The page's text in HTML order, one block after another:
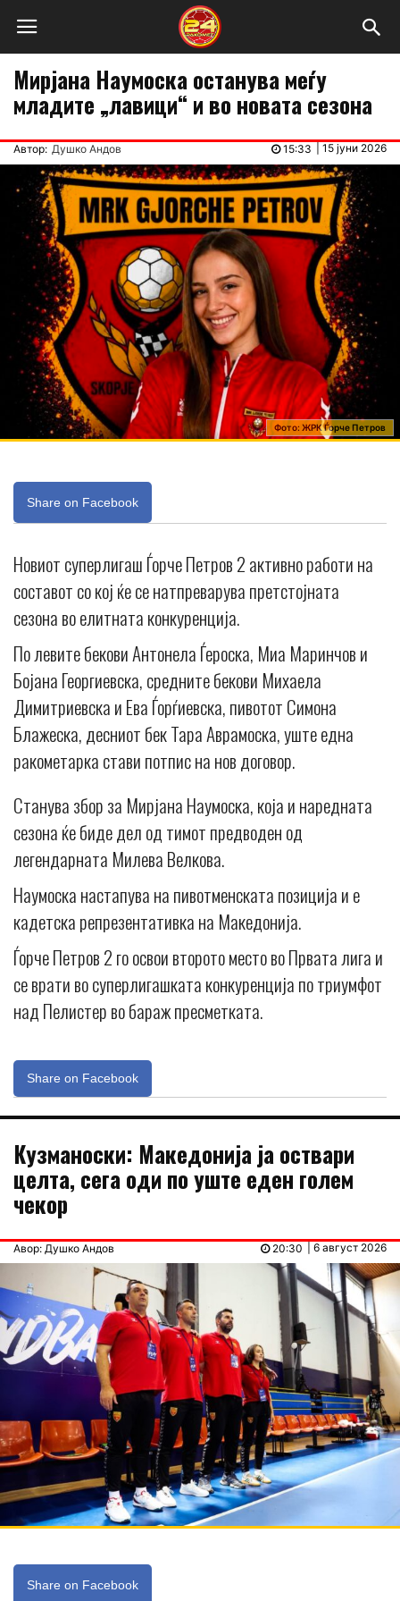
Мирјана Наумоска останува меѓу
младите „лавици“ и во новата сезона
Автор: Душко Андов 15 јуни 2026
15:33
Фото: ЖРК Ѓорче Петров
Share on Facebook
Новиот суперлигаш Ѓорче Петров 2 активно работи на
составот со кој ќе се натпреварува претстојната
сезона во елитната конкуренција.
По левите бекови Антонела Ѓероска, Миа Маринчов и
Бојана Георгиевска, средните бекови Михаела
Димитриевска и Ева Ѓорѓиевска, пивотот Симона
Блажеска, десниот бек Тара Аврамоска, уште една
ракометарка стави потпис на нов договор.
Станува збор за Мирјана Наумоска, која и наредната
сезона ќе биде дел од тимот предводен од
легендарната Милева Велкова.
Наумоска настапува на пивотменската позиција и е
кадетска репрезентативка на Македонија.
Ѓорче Петров 2 го освои второто место во Првата лига и
се врати во суперлигашката конкуренција по триумфот
над Пелистер во бараж пресметката.
Share on Facebook
Кузманоски: Македонија ја оствари
целта, сега оди по уште еден голем
чекор
Авор: Душко Андов | 6 август 2026
20:30
Share on Facebook